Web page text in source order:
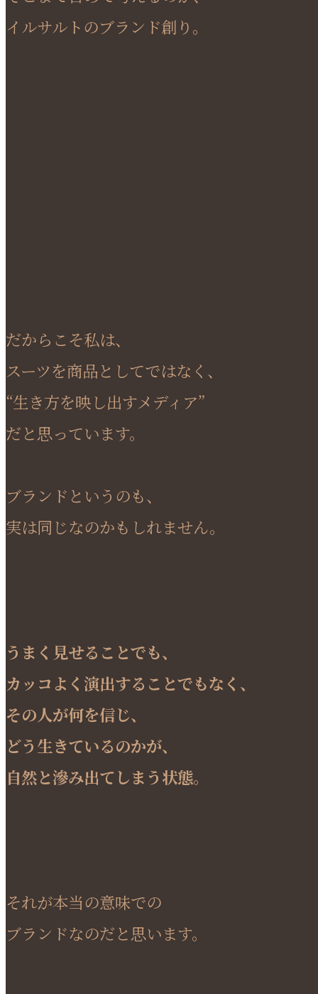
イルサルトのブランド創り。
だからこそ私は、
スーツを商品としてではなく、
“生き方を映し出すメディア”
だと思っています。
ブランドというのも、
実は同じなのかもしれません。
うまく見せることでも、
カッコよく演出することでもなく、
その人が何を信じ、
どう生きているのかが、
自然と滲み出てしまう状態。
それが本当の意味での
ブランドなのだと思います。